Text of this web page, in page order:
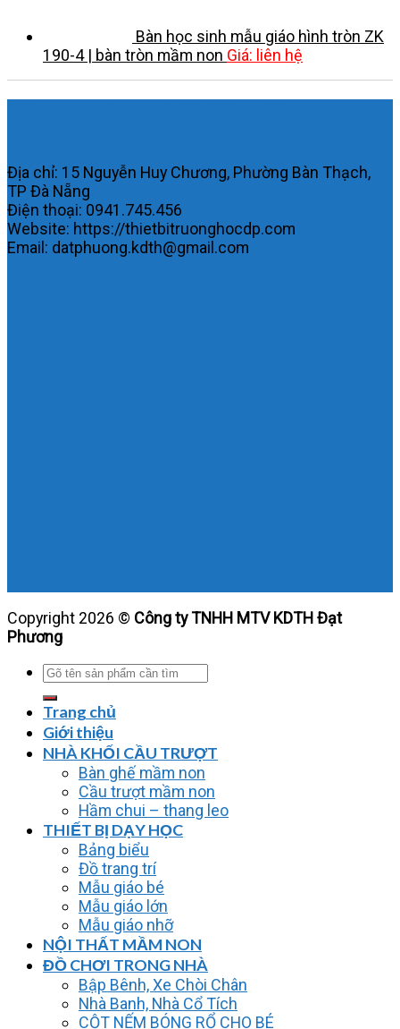
Bàn học sinh mẫu giáo hình tròn ZK
190-4 | bàn tròn mầm non Giá: liên hệ
Địa chỉ: 15 Nguyễn Huy Chương, Phường Bàn Thạch,
TP Đà Nẵng
Điện thoại: 0941.745.456
Website: https://thietbitruonghocdp.com
Email: datphuong.kdth@gmail.com
Copyright 2026 © Công ty TNHH MTV KDTH Đạt
Phương
Tìm
Trang chủ
Giới thiệu
NHÀ KHỐI CẦU TRƯỢT
Bàn ghế mầm non
Cầu trượt mầm non
Hầm chui – thang leo
THIẾT BỊ DẠY HỌC
Bảng biểu
Đồ trang trí
Mẫu giáo bé
Mẫu giáo lớn
Mẫu giáo nhỡ
NỘI THẤT MẦM NON
ĐỒ CHƠI TRONG NHÀ
Bập Bênh, Xe Chòi Chân
Nhà Banh, Nhà Cổ Tích
CỘT NẾM BÓNG RỔ CHO BÉ